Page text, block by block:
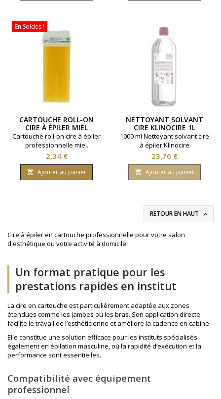
En Soldes !
CARTOUCHE ROLL-ON
CIRE À ÉPILER MIEL
Cartouche roll-on cire à épiler
professionnelle miel.
Contenance 100ml. Tous
types de peaux.
Prix
2,34 €
 Ajouter au panier
NETTOYANT SOLVANT
CIRE KLINOCIRE 1L
1000 ml Nettoyant solvant cire
à épiler Klinocire
Prix
23,76 €
 Ajouter au panier
RETOUR EN HAUT 
Cire à épiler en cartouche professionnelle pour votre salon
d'esthétique ou votre activité à domicile.
Un format pratique pour les
prestations rapides en institut
La cire en cartouche est particulièrement adaptée aux zones
étendues comme les jambes ou les bras. Son application directe
facilite le travail de l’esthéticienne et améliore la cadence en cabine.
Elle constitue une solution efficace pour les instituts spécialisés
également en épilation masculine, où la rapidité d’exécution et la
performance sont essentielles.
Compatibilité avec équipement
professionnel